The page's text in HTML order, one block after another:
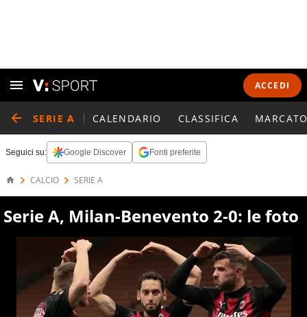
ACCEDI
SERIE A CALENDARIO CLASSIFICA
Seguici su: Google Discover Fonti preferite
CALCIO SERIE A
Serie A, Milan-Benevento 2-0: le foto